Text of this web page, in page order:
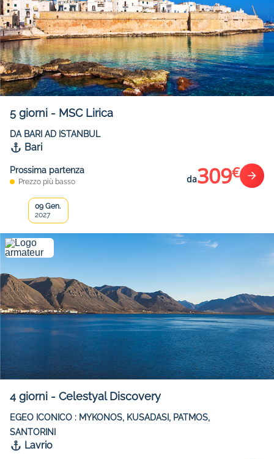
5 giorni - MSC Lirica
DA BARI AD ISTANBUL
Bari
Prossima partenza
Prezzo più basso da309€
09 Gen.
2027
4 giorni - Celestyal Discovery
EGEO ICONICO : MYKONOS, KUSADASI, PATMOS,
SANTORINI
Lavrio